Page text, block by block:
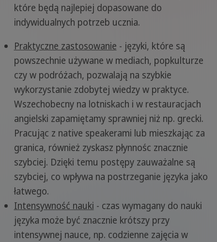
które będą najlepiej dopasowane do
indywidualnych potrzeb ucznia.
Praktyczne zastosowanie - języki, które są
powszechnie używane w mediach, popkulturze
czy w podróżach, pozwalają na szybkie
wykorzystanie zdobytej wiedzy w praktyce.
Wszechobecny na lotniskach i w restauracjach
angielski zapamiętamy sprawniej niż np. grecki.
Pracując z native speakerami lub mieszkając za
granica, również zyskasz płynnośc znacznie
szybciej. Dzięki temu postępy zauważalne są
szybciej, co wpływa na postrzeganie języka jako
łatwego.
Intensywność nauki - czas wymagany do nauki
języka może być znacznie krótszy przy
intensywnej nauce, np. codzienne zajęcia w